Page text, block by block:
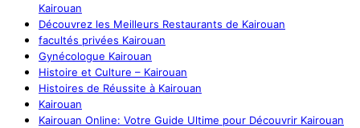
Kairouan
Découvrez les Meilleurs Restaurants de Kairouan
facultés privées Kairouan
Gynécologue Kairouan
Histoire et Culture – Kairouan
Histoires de Réussite à Kairouan
Kairouan
Kairouan Online: Votre Guide Ultime pour Découvrir Kairouan